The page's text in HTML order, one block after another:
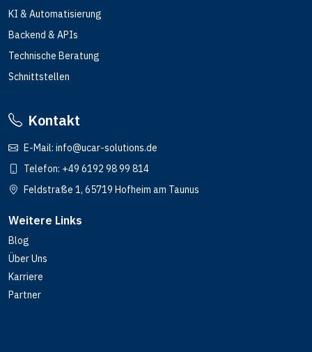
KI & Automatisierung
Backend & APIs
Technische Beratung
Schnittstellen
Kontakt
E-Mail: info@ucar-solutions.de
Telefon: +49 6192 98 99 814
Feldstraße 1, 65719 Hofheim am Taunus
Weitere Links
Blog
Über Uns
Karriere
Partner